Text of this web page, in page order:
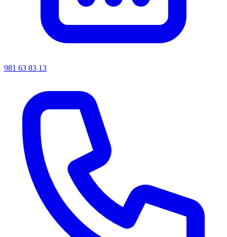
981 63 83 13